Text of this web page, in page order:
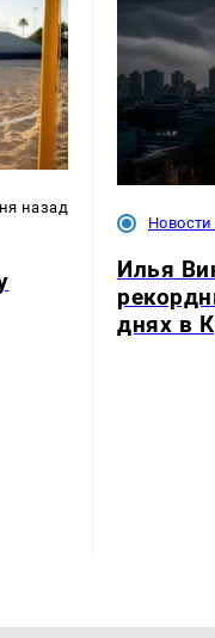
назад
Новости
Илья
днях в